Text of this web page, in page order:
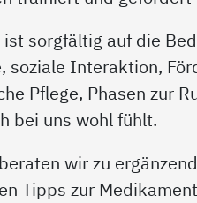
sorgfältig auf die
soziale Interaktion,
Pflege, Phasen zur
bei uns wohl fühlt.
wir zu
Tipps zur